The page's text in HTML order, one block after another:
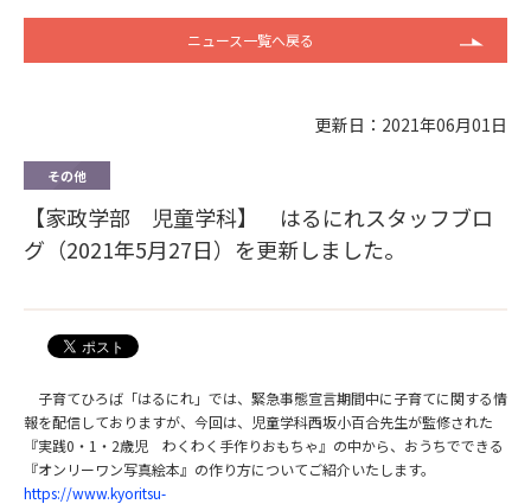
ニュース一覧へ戻る
更新日：2021年06月01日
その他
【家政学部 児童学科】 はるにれスタッフブロ
グ（2021年5月27日）を更新しました。
子育てひろば「はるにれ」では、 緊急事態宣言期間中に子育てに関する情
報を配信しておりますが、 今回は、児童学科西坂小百合先生が監修された
『実践0・1・2歳児 わくわく手作りおもちゃ』の中から、おうちでできる
『オンリーワン写真絵本』の作り方についてご紹介いたします。
https://www.kyoritsu-